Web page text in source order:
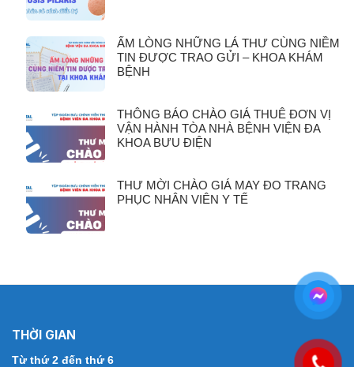
ẤM LÒNG NHỮNG LÁ THƯ CÙNG NIỀM
TIN ĐƯỢC TRAO GỬI – KHOA KHÁM
BỆNH
THÔNG BÁO CHÀO GIÁ THUÊ ĐƠN VỊ
VẬN HÀNH TÒA NHÀ BỆNH VIỆN ĐA
KHOA BƯU ĐIỆN
THƯ MỜI CHÀO GIÁ MAY ĐO TRANG
PHỤC NHÂN VIÊN Y TẾ
THỜI GIAN
Từ thứ 2 đến thứ 6